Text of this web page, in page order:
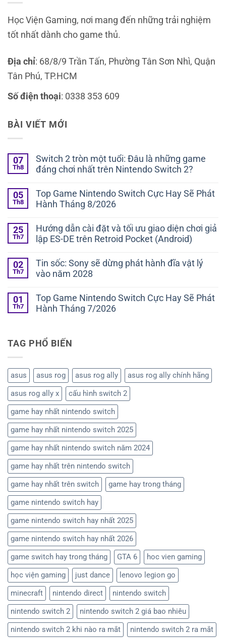
Học Viện Gaming, nơi mang đến những trải nghiệm
tốt nhất dành cho game thủ.
Địa chỉ: 68/8/9 Trần Tấn, Phường Tân Sơn Nhì, Quận
Tân Phú, TP.HCM
Số điện thoại: 0338 353 609
BÀI VIẾT MỚI
07
Th8
Switch 2 tròn một tuổi: Đâu là những game
đáng chơi nhất trên Nintendo Switch 2?
05
Th8
Top Game Nintendo Switch Cực Hay Sẽ Phát
Hành Tháng 8/2026
25
Th7
Hướng dẫn cài đặt và tối ưu giao diện chơi giả
lập ES-DE trên Retroid Pocket (Android)
02
Th7
Tin sốc: Sony sẽ dừng phát hành đĩa vật lý
vào năm 2028
01
Th7
Top Game Nintendo Switch Cực Hay Sẽ Phát
Hành Tháng 7/2026
TAG PHỔ BIẾN
asus asus rog asus rog ally
asus rog ally chính hãng
asus rog ally x
cấu hình switch 2
game hay nhất nintendo switch
game hay nhất nintendo switch 2025
game hay nhất nintendo switch năm 2024
game hay nhất trên nintendo switch
game hay nhất trên switch
game hay trong tháng
game nintendo switch hay
game nintendo switch hay nhất 2025
game nintendo switch hay nhất 2026
game switch hay trong tháng
GTA 6
hoc vien gaming
học viện gaming
just dance
lenovo legion go
minecraft
nintendo direct
nintendo switch
nintendo switch 2
nintendo switch 2 giá bao nhiêu
nintendo switch 2 khi nào ra mắt
nintendo switch 2 ra mắt